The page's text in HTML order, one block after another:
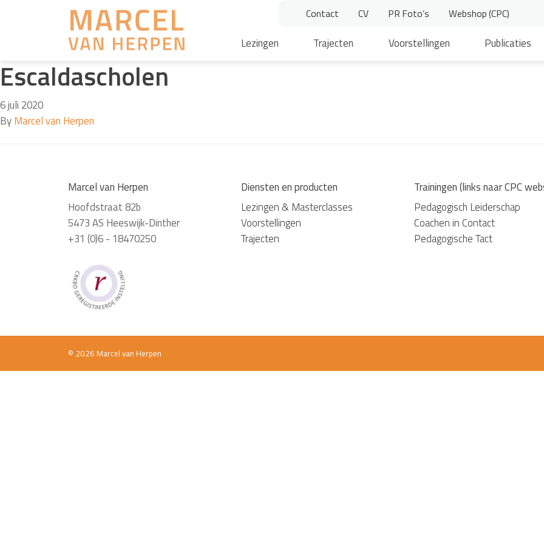
Contact CV PR Foto’s Webshop (CPC)
Lezingen Trajecten Voorstellingen Publicaties
Escaldascholen
6 juli 2020
ByMarcel van Herpen
Marcel van Herpen
Hoofdstraat 82b
5473 AS Heeswijk-Dinther
+31 (0)6 - 18470250
Diensten en producten
Lezingen & Masterclasses
Voorstellingen
Trajecten
Trainingen (links naar CPC
Pedagogisch Leiderschap
Coachen in Contact
Pedagogische Tact
© 2026 Marcel van Herpen